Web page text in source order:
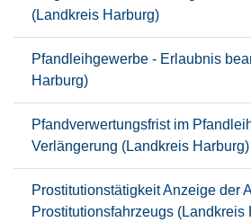
(Landkreis Harburg)
Pfandleihgewerbe - Erlaubnis
Harburg)
Pfandverwertungsfrist im
Verlängerung (Landkreis Harburg)
Prostitutionstätigkeit Anzeige der
Prostitutionsfahrzeugs (Landkreis